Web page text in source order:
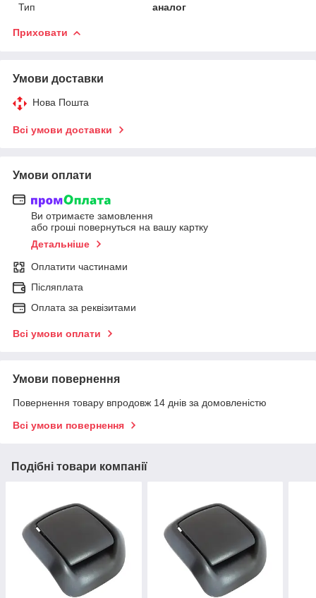
Тип
аналог
Приховати
Умови доставки
Нова Пошта
Всі умови доставки
Умови оплати
Ви отримаєте замовлення
або гроші повернуться на вашу картку
Детальніше
Оплатити частинами
Післяплата
Оплата за реквізитами
Всі умови оплати
Умови повернення
Повернення товару впродовж 14 днів за домовленістю
Всі умови повернення
Подібні товари компанії